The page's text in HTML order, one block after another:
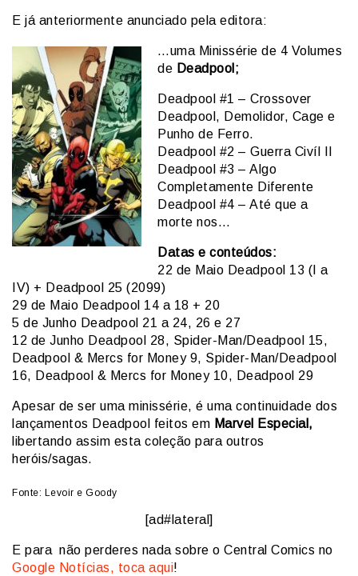
E já anteriormente anunciado pela editora:
…uma Minissérie de 4 Volumes
de Deadpool;
Deadpool #1 – Crossover
Deadpool, Demolidor, Cage e
Punho de Ferro.
Deadpool #2 – Guerra Civíl II
Deadpool #3 – Algo
Completamente Diferente
Deadpool #4 – Até que a
morte nos…
Datas e conteúdos:
22 de Maio Deadpool 13 (I a
IV) + Deadpool 25 (2099)
29 de Maio Deadpool 14 a 18 + 20
5 de Junho Deadpool 21 a 24, 26 e 27
12 de Junho Deadpool 28, Spider-Man/Deadpool 15,
Deadpool & Mercs for Money 9, Spider-Man/Deadpool
16, Deadpool & Mercs for Money 10, Deadpool 29
Apesar de ser uma minissérie, é uma continuidade dos
lançamentos Deadpool feitos em Marvel Especial,
libertando assim esta coleção para outros
heróis/sagas.
Fonte: Levoir e Goody
[ad#lateral]
E para não perderes nada sobre o Central Comics no
Google Notícias, toca aqui!